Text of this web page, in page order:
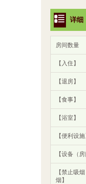
详细
房间数量
【入住】
【退房】
【食事】
【浴室】
【便利设施
【设备（房
【禁止吸
烟】